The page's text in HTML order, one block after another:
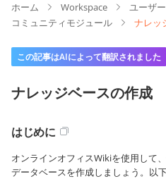
ホーム Workspace
ユーザ
コミュニティモジュール
ナレッ
この記事はAIによって翻訳されました
ナレッジベースの作成
はじめに
オンラインオフィスWikiを使用して
データベースを作成しましょう。以